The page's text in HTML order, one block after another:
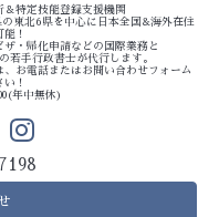
＆特定技能登録支援機関
東北6県を中心に日本全国&海外在住
！
・帰化申請などの国際業務と
若手行政書士が代行します。
お電話またはお問い合わせフォーム
！
年中無休)